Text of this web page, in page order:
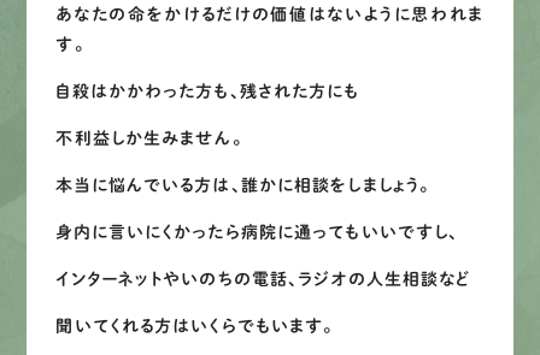
あなたの命をかけるだけの価値はないように思われま
す。
自殺はかかわった方も、残された方にも
不利益しか生みません。
本当に悩んでいる方は、誰かに相談をしましょう。
身内に言いにくかったら病院に通ってもいいですし、
インターネットやいのちの電話、ラジオの人生相談など
聞いてくれる方はいくらでもいます。